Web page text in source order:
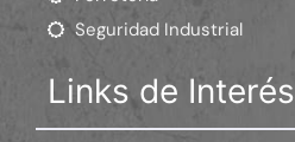
Seguridad Industrial
Links de Interés